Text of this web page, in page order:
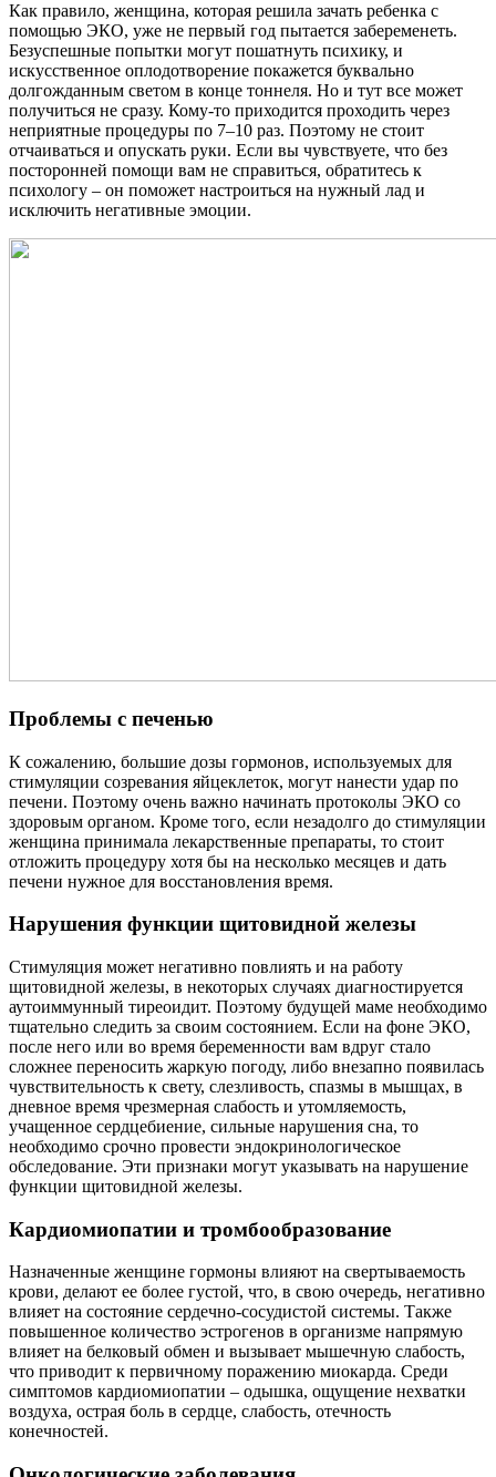
Как правило, женщина, которая решила зачать ребенка с
помощью ЭКО, уже не первый год пытается забеременеть.
Безуспешные попытки могут пошатнуть психику, и
искусственное оплодотворение покажется буквально
долгожданным светом в конце тоннеля. Но и тут все может
получиться не сразу. Кому-то приходится проходить через
неприятные процедуры по 7–10 раз. Поэтому не стоит
отчаиваться и опускать руки. Если вы чувствуете, что без
посторонней помощи вам не справиться, обратитесь к
психологу – он поможет настроиться на нужный лад и
исключить негативные эмоции.
Проблемы с печенью
К сожалению, большие дозы гормонов, используемых для
стимуляции созревания яйцеклеток, могут нанести удар по
печени. Поэтому очень важно начинать протоколы ЭКО со
здоровым органом. Кроме того, если незадолго до стимуляции
женщина принимала лекарственные препараты, то стоит
отложить процедуру хотя бы на несколько месяцев и дать
печени нужное для восстановления время.
Нарушения функции щитовидной железы
Стимуляция может негативно повлиять и на работу
щитовидной железы, в некоторых случаях диагностируется
аутоиммунный тиреоидит. Поэтому будущей маме необходимо
тщательно следить за своим состоянием. Если на фоне ЭКО,
после него или во время беременности вам вдруг стало
сложнее переносить жаркую погоду, либо внезапно появилась
чувствительность к свету, слезливость, спазмы в мышцах, в
дневное время чрезмерная слабость и утомляемость,
учащенное сердцебиение, сильные нарушения сна, то
необходимо срочно провести эндокринологическое
обследование. Эти признаки могут указывать на нарушение
функции щитовидной железы.
Кардиомиопатии и тромбообразование
Назначенные женщине гормоны влияют на свертываемость
крови, делают ее более густой, что, в свою очередь, негативно
влияет на состояние сердечно-сосудистой системы. Также
повышенное количество эстрогенов в организме напрямую
влияет на белковый обмен и вызывает мышечную слабость,
что приводит к первичному поражению миокарда. Среди
симптомов кардиомиопатии – одышка, ощущение нехватки
воздуха, острая боль в сердце, слабость, отечность
конечностей.